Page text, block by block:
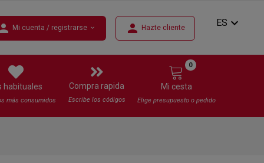
Mi cuenta / registrarse expand_more person Hazte cliente ES expand_more
habituales
más consumidos
Compra rapida
Escribe los códigos
Mi cesta
0
Elige presupuesto o pedido